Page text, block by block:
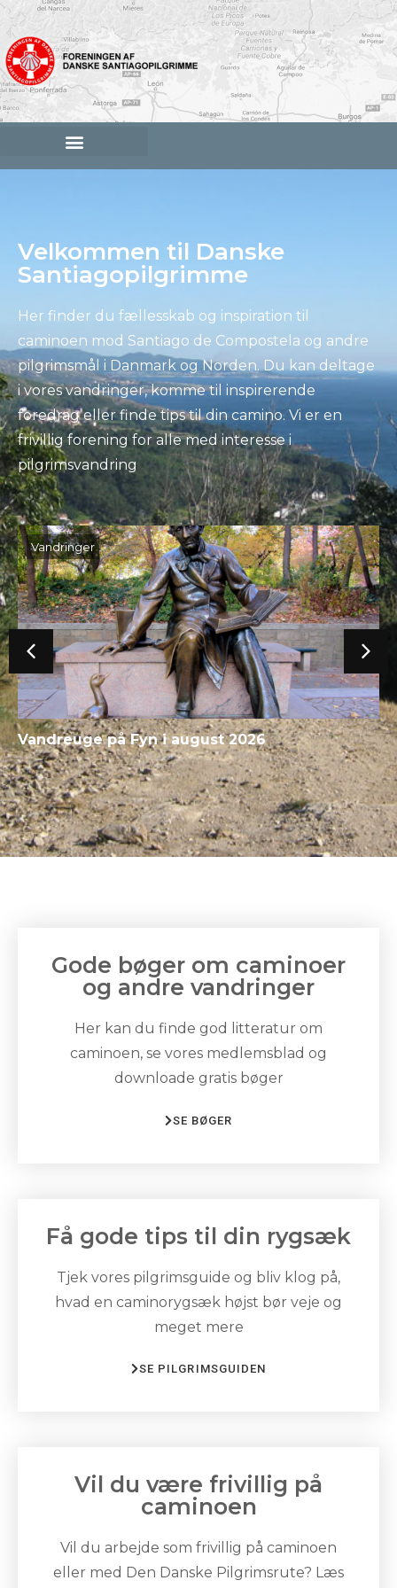
Velkommen til Danske
Santiagopilgrimme
Her finder du fællesskab og inspiration til
caminoen mod Santiago de Compostela og andre
pilgrimsmål i Danmark og Norden. Du kan deltage
i vores vandringer, komme til inspirerende
foredrag eller finde tips til din camino. Vi er en
frivillig forening for alle med interesse i
pilgrimsvandring
Vandringer
Vandreuge på Fyn i august 2026
Gode bøger om caminoer
og andre vandringer
Her kan du finde god litteratur om
caminoen, se vores medlemsblad og
downloade gratis bøger
SE BØGER
Få gode tips til din rygsæk
Tjek vores pilgrimsguide og bliv klog på,
hvad en caminorygsæk højst bør veje og
meget mere
SE PILGRIMSGUIDEN
Vil du være frivillig på
caminoen
Vil du arbejde som frivillig på caminoen
eller med Den Danske Pilgrimsrute? Læs